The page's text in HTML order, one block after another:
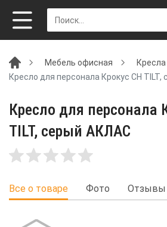
Мебель офисная
Кресло для персонала Крокус CH TILT,
Кресло для персонала
TILT, серый АКЛАС
Все о товаре Фото Отзывы